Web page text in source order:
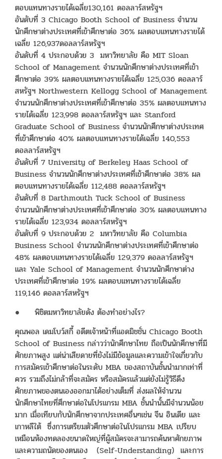
ตอบแทนทางรายได้เฉลี่ย130,161 ดอลลาร์สหรัฐฯ
อันดับที่ 3 Chicago Booth School of Business จำนวน
นักศึกษาต่างประเทศที่เข้าศึกษาต่อ 36% ผลตอบแทนทางรายได้
เฉลี่ย 126,937ดอลลาร์สหรัฐฯ
อันดับที่ 4 ประกอบด้วย 3 มหาวิทยาลัย คือ MIT Sloan
School of Management จำนวนนักศึกษาต่างประเทศที่เข้า
ศึกษาต่อ 39% ผลตอบแทนทางรายได้เฉลี่ย 125,036 ดอลลาร์
สหรัฐฯ Northwestern Kellogg School of Management
จำนวนนักศึกษาต่างประเทศที่เข้าศึกษาต่อ 35% ผลตอบแทนทาง
รายได้เฉลี่ย 123,998 ดอลลาร์สหรัฐฯ และ Stanford
Graduate School of Business จำนวนนักศึกษาต่างประเทศ
ที่เข้าศึกษาต่อ 40% ผลตอบแทนทางรายได้เฉลี่ย 140,553
ดอลลาร์สหรัฐฯ
อันดับที่ 7 University of Berkeley Haas School of
Business จำนวนนักศึกษาต่างประเทศที่เข้าศึกษาต่อ 38% ผล
ตอบแทนทางรายได้เฉลี่ย 112,488 ดอลลาร์สหรัฐฯ
อันดับที่ 8 Darthmouth Tuck School of Business
จำนวนนักศึกษาต่างประเทศที่เข้าศึกษาต่อ 30% ผลตอบแทนทาง
รายได้เฉลี่ย 123,934 ดอลลาร์สหรัฐฯ
อันดับที่ 9 ประกอบด้วย 2 มหาวิทยาลัย คือ Columbia
Business School จำนวนนักศึกษาต่างประเทศที่เข้าศึกษาต่อ
48% ผลตอบแทนทางรายได้เฉลี่ย 129,379 ดอลลาร์สหรัฐฯ
และ Yale School of Management จำนวนนักศึกษาต่าง
ประเทศที่เข้าศึกษาต่อ 19% ผลตอบแทนทางรายได้เฉลี่ย
119,146 ดอลลาร์สหรัฐฯ
● พิชิตมหาวิทยาลัยดัง ต้องทำอย่างไร?
คุณพอล เดมโบว์สกี้ อดีตเจ้าหน้าที่แอดมิชชั่น Chicago Booth
School of Business กล่าวว่านักศึกษาไทย ถือเป็นนักศึกษาที่มี
ศักยภาพสูง แต่น่าเสียดายที่ยังไม่มีข้อมูลและความเข้าใจเกี่ยวกับ
การสมัครเข้าศึกษาต่อในระดับ MBA ของสถาบันชั้นนำมากเท่าที่
ควร รวมถึงไม่กล้าที่จะสมัคร หรือสมัครแล้วแต่ยังไม่รู้วิธีดึง
ศักยภาพของตนเองออกมาได้อย่างเต็มที่ ส่งผลให้จำนวน
นักศึกษาไทยที่ศึกษาต่อในโปรแกรม MBA ชั้นนำนั้นมีจำนวนน้อย
มาก เมื่อเทียบกับนักศึกษาจากประเทศอื่นๆเช่น จีน อินเดีย และ
เกาหลีใต้ ซึ่งการเตรียมตัวศึกษาต่อในโปรแกรม MBA เปรียบ
เหมือนห้องทดลองขนาดใหญ่ที่ผู้สมัครจะสามารถค้นหาศักยภาพ
และความถนัดของตนเอง (Self-Understanding) และการ